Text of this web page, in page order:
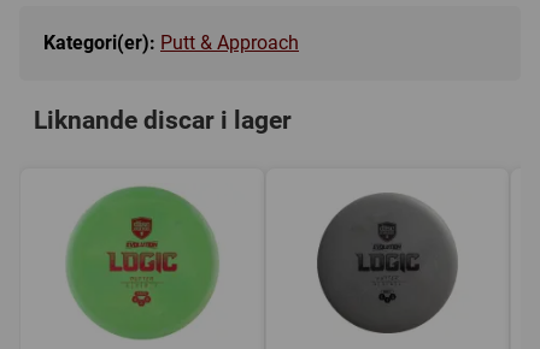
Kategori(er): Putt & Approach
Liknande discar i lager